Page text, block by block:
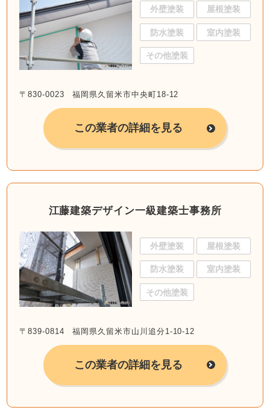
外壁塗装 屋根塗装
防水塗装 室内塗装
その他塗装
〒830-0023 福岡県久留米市中央町18-12
この業者の詳細を見る
江藤建築デザイン一級建築士事務所
外壁塗装 屋根塗装
防水塗装 室内塗装
その他塗装
〒839-0814 福岡県久留米市山川追分1-10-12
この業者の詳細を見る